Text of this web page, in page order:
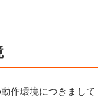
作環境につきまして